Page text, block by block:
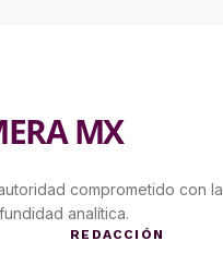
MX
comprometido con la
analítica.
REDACCIÓN